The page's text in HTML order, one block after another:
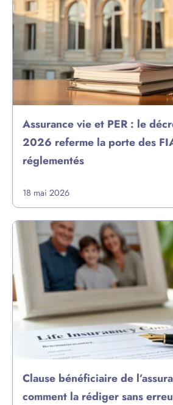
Assurance vie et PER : le
2026 referme la porte des
réglementés
18 mai 2026
Clause bénéficiaire de
comment la rédiger sans